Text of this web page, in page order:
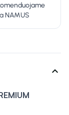
NAMUS
expand_more